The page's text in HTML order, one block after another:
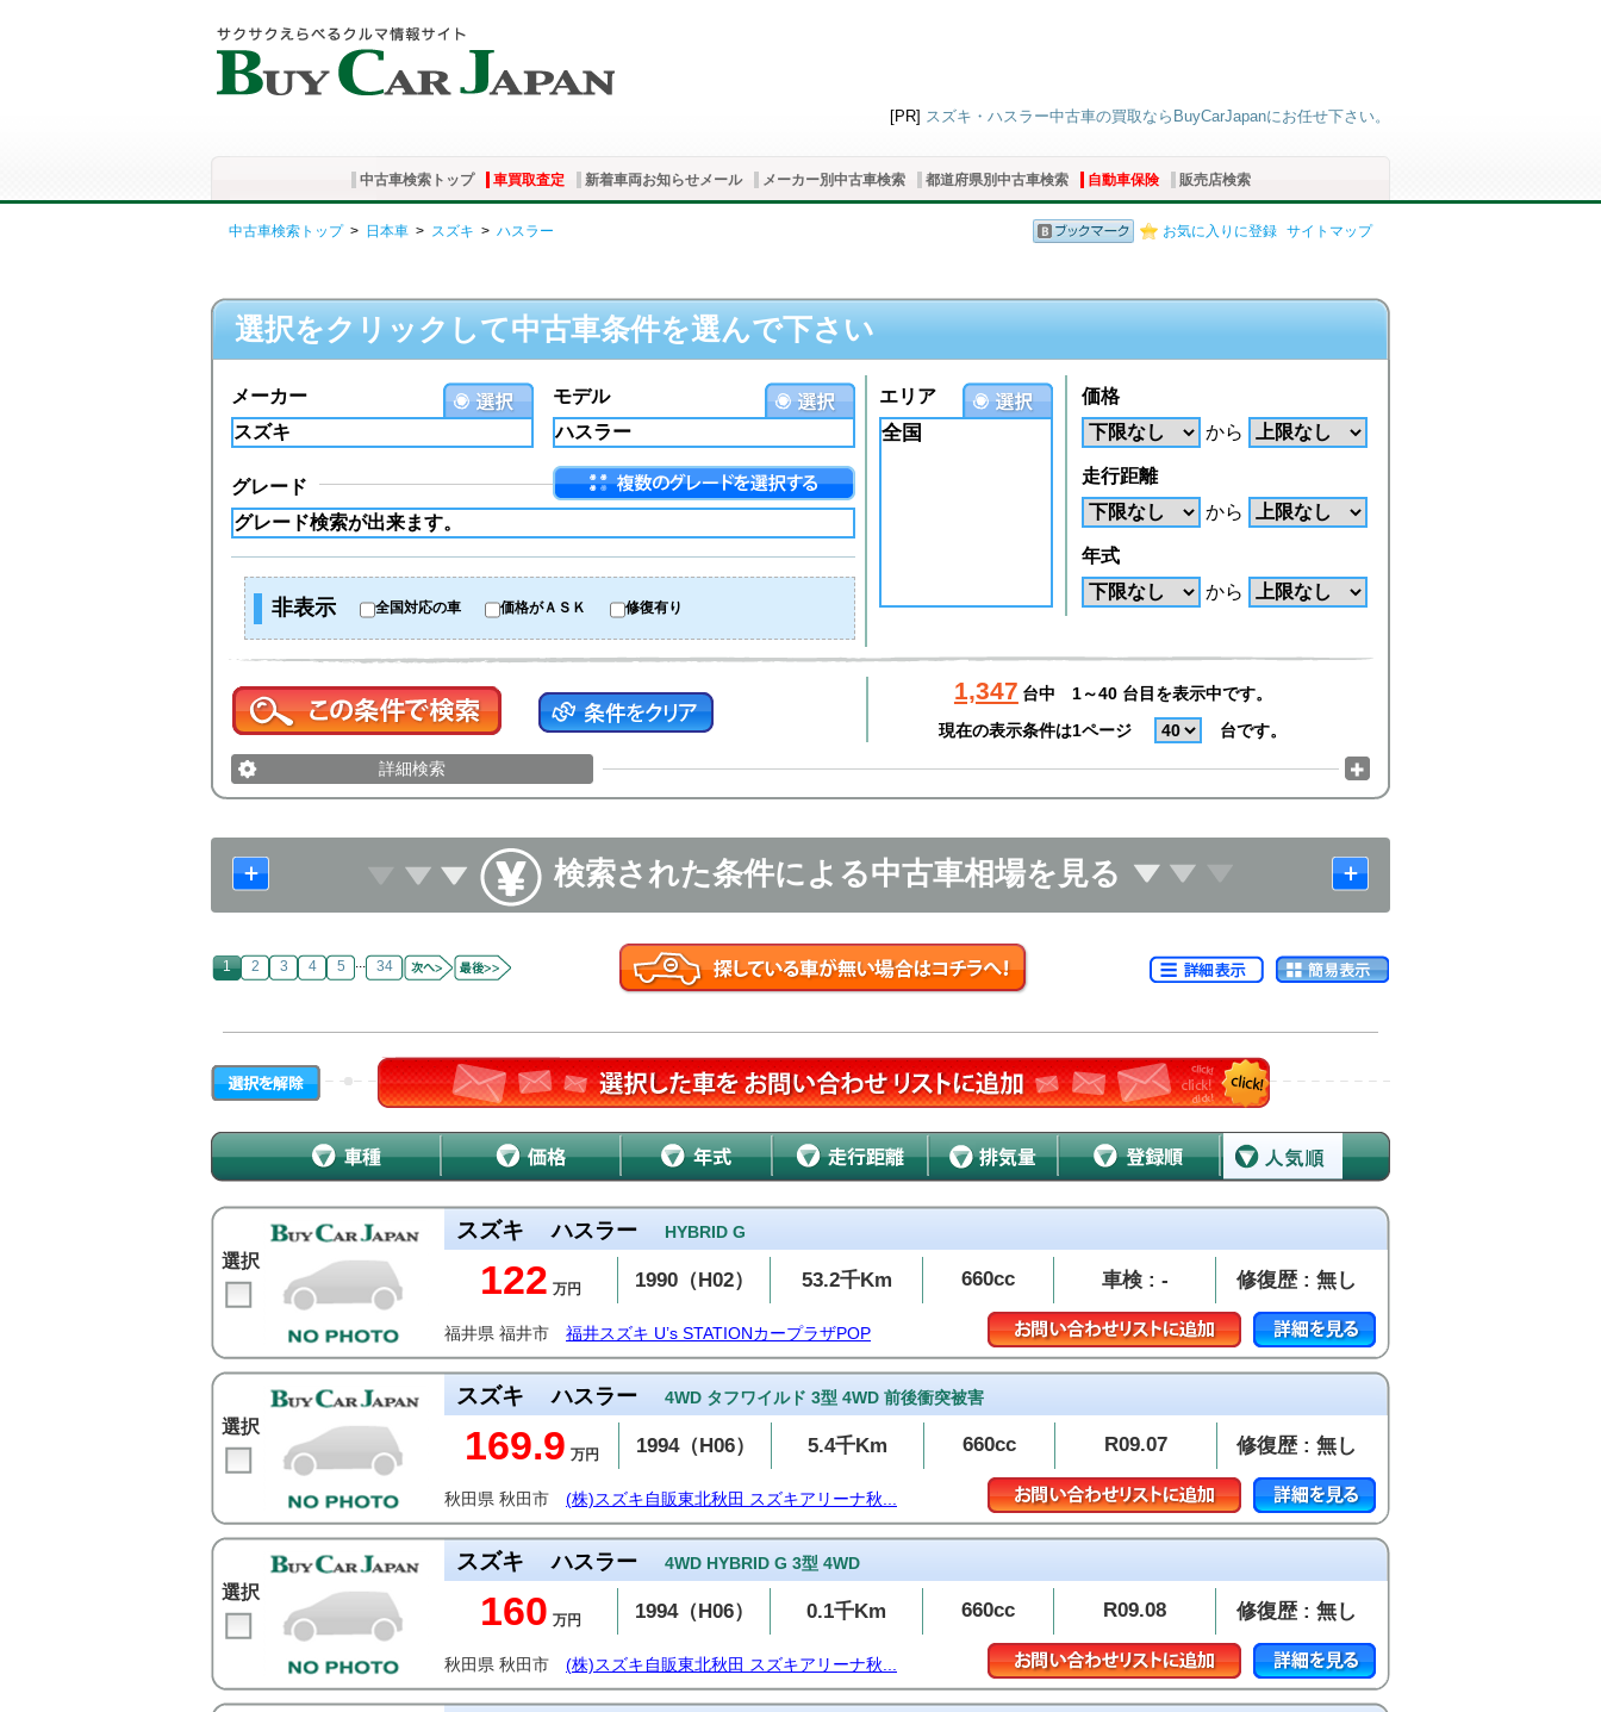
[PR] スズキ・ハスラー中古車の買取ならBuyCarJapanにお任せ下さい。
中古車検索トップ 車買取査定 新着車両お知らせメール メーカー別中古車検索 都道府県別中古車検索 自動車保険 販売店検索
お気に入りに登録 サイトマップ
中古車検索トップ> 日本車 > スズキ > ハスラー
選択をクリックして中古車条件を選んで下さい
モデル
メーカー
グレード
非表示 全国対応の車 価格がＡＳＫ 修復有り
エリア
全国
価格
から
走行距離
から
年式
から
1,347 台中
1～40 台目を表示中です。
現在の表示条件は1ページ
台です。
詳細検索
検索された条件による中古車相場を見る
1 2 3 4 5 ... 34
選択
スズキ ハスラー HYBRID G
122 万円 1990（H02） 53.2千Km 660cc 車検 : - 修復歴 : 無し
福井県 福井市 福井スズキ U’s STATIONカープラザPOP
選択
スズキ ハスラー 4WD タフワイルド 3型 4WD 前後衝突被害
169.9 万円 1994（H06） 5.4千Km 660cc R09.07 修復歴 : 無し
秋田県 秋田市 (株)スズキ自販東北秋田 スズキアリーナ秋...
選択
スズキ ハスラー 4WD HYBRID G 3型 4WD
160 万円 1994（H06） 0.1千Km 660cc R09.08 修復歴 : 無し
秋田県 秋田市 (株)スズキ自販東北秋田 スズキアリーナ秋...